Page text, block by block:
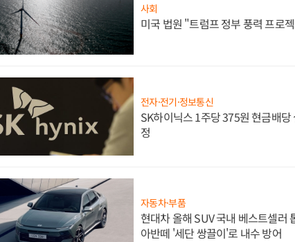
사회
미국 법원 "트럼프 정부 풍력 프로
전자·전기·정보통신
SK하이닉스 1주당 375원 현금배
정
자동차·부품
현대차 올해 SUV 국내 베스트셀러
아반떼 '세단 쌍끌이'로 내수 방어